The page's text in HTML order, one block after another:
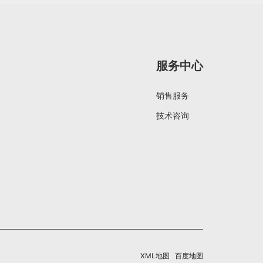
服务中心
销售服务
技术咨询
XML地图 百度地图